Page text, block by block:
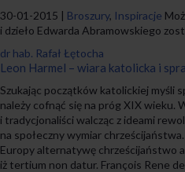
30-01-2015 | Broszury, Inspiracje
i dzieło Edwarda Abramowskiego
dr hab. Rafał Łętocha
Leon Harmel – wiara katolicka i
Szukając początków katolickiej myśli
należy cofnąć się na próg XIX
i tradycjonaliści walcząc z ideami
na społeczny wymiar
Europy alternatywę chrześcijaństwo
iż tertium non datur. François Rene